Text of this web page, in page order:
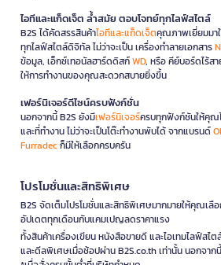
ไอทีและแก็ดเจ็ต ล้ำสมัย ตอบโจทย์ทุกไลฟ์สไตล์
B2S ได้คัดสรรสินค้าไอทีและแก็ดเจ็ตคุณภาพเยี่ยมมา
ทุกไลฟ์สไตล์ดิจิทัล ไม่ว่าจะเป็น เครื่องทำลายเอกสาร
ข้อมูล, เอ็กซ์เทอนัลฮาร์ดดิสก์WD, หรือ คีย์บอร์ดไร้สา
ให้การทำงานของคุณสะดวกสบายยิ่งขึ้น
เฟอร์นิเจอร์ดีไซน์ครบฟังก์ชั่น
นอกจากนี้ B2S ยังมีเฟอร์นิเจอร์ครบทุกฟังก์ชันให้คุณ
และที่ทำงาน ไม่ว่าจะเป็นโต๊ะทำงานพับได้ จากแบรนด์
Furradecก็มีให้เลือกครบครัน
โปรโมชั่นและสิทธิพิเศษ
B2S จัดเต็มโปรโมชั่นและสิทธิพิเศษมากมายให้คุณเลื
อัปเดตทุกเดือนกับแคมเปญลดราคาแรง
ทั้งสินค้าเครื่องเขียน หนังสือขายดี และไอเทมไลฟ์ส
และดีลพิเศษเมื่อช้อปผ่าน B2S.co.th เท่านั้น นอกจาก